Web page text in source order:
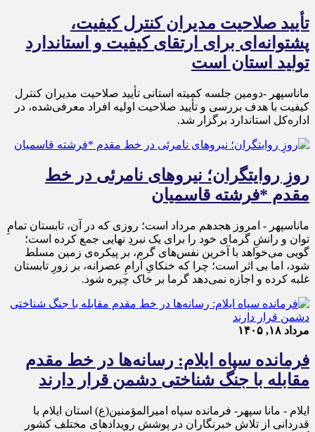
تأیید صلاحیت مدیران کنترل کیفیت،
پشتوانه‌ای برای ارتقای کیفیت و استاندارد
تولید استان است
ماناسپهر -دومین جلسه کمیته استانی تأیید صلاحیت مدیران کنترل
کیفیت با هدف بررسی و تأیید صلاحیت اولیه افراد معرفی‌شده، در
اداره‌کل استاندارد برگزار شد.
روزِ روایتگران؛ نیروهای نامرئی در خط
مقدم *فرشته قاسمیان
ماناسپهر - امروز هجدهم مرداد است؛ روزی که در آن، تابستان تمامِ
توان و رانشِ گرمای خود را برای یک نبردِ نهایی جمع کرده است؛
گویی می‌خواهد با آخرین نفس‌های گرم، بر پیکره‌ی زمین مسلط
شود، اما بی اثر است؛ چرا که خنکایِ آرامِ عصرانه، بر زورِ تابستان
غلبه کرده و اجازه نمی‌دهد گرما بر خاک چیره شود.
مرداد ۱۸, ۱۴۰۵
فرمانده سپاه ایلام: رسانه‌ها در خط مقدم
مقابله با جنگ شناختی دشمن قرار دارند
ایلام - مانا سپهر- فرمانده سپاه امیرالمؤمنین(ع) استان ایلام با
قدردانی از تلاش خبرنگاران در پوشش رویدادهای مختلف کشور